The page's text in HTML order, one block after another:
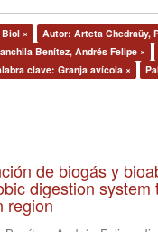
×
Autor: Arteta Chedraüy,
Benítez, Andrés Felipe ×
clave: Granja avícola ×
de biogás y
digestion system
region